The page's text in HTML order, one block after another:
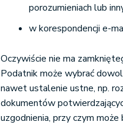
porozumieniach lub
w korespondencji e-
Oczywiście nie ma
Podatnik może wybrać
nawet ustalenie ustne, np.
dokumentów
uzgodnienia, przy czym